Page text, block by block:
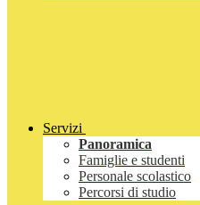
Servizi
Panoramica
Famiglie e studenti
Personale scolastico
Percorsi di studio